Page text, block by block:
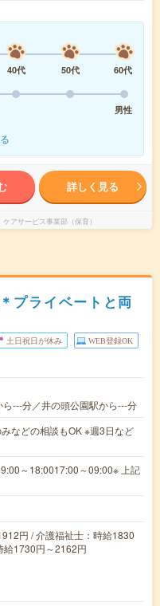
40代 50代
60代
男性
詳しく見る
アサービス事業部（保育）
プライベートと両
土日祝日が休み WEB登録OK
---分／井の頭公園駅から---分
などの相談もOK ※週3日など
～18:0017:00～09:00※ 上記
円 / 介護福祉士：時給1830
給1730円～2162円